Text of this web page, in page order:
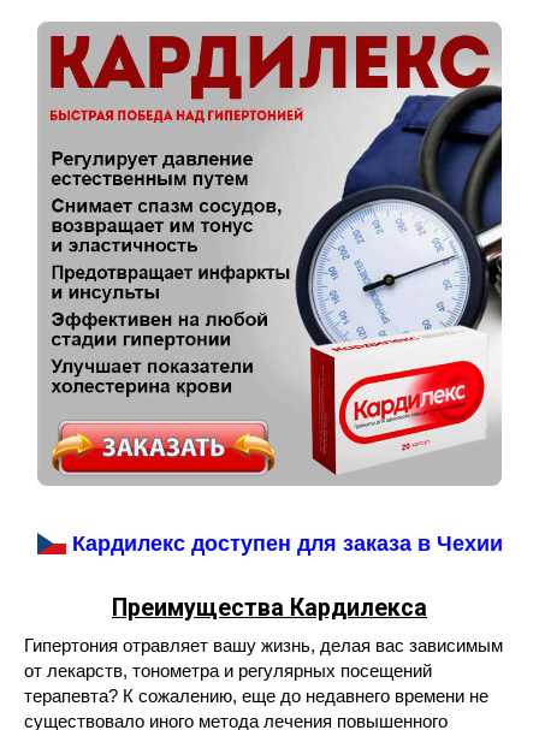
Кардилекс доступен для заказа в Чехии
Преимущества Кардилекса
Гипертония отравляет вашу жизнь, делая вас зависимым
от лекарств, тонометра и регулярных посещений
терапевта? К сожалению, еще до недавнего времени не
существовало иного метода лечения повышенного